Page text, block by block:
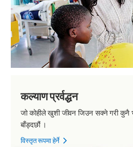
कल्याण प्रर्वद्धन
जो कोहीले खुशी जीवन जिउन सक्ने गरी कुनै
बाँड्दछौं ।
विस्तृत रूपमा हेर्ने